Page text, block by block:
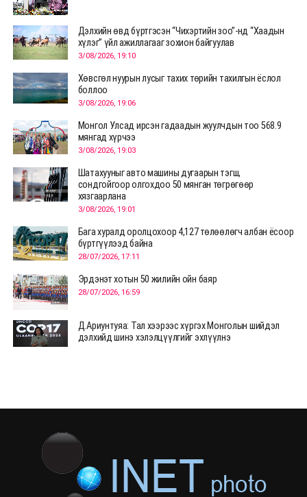
Дэлхийн өвд бүртгэсэн “Чихэртийн зоо”-нд “Хаадын
хүлэг” үйл ажиллагааг зохион байгуулав
3/08/2026, 19:10
Хөвсгөл нуурын лусыг тахих төрийн тахилгын ёслол
боллоо
3/08/2026, 19:06
Монгол Улсад ирсэн гадаадын жуулчдын тоо 568.9
мянгад хүрчээ
3/08/2026, 19:03
Шатахууныг авто машины дугаарын тэгш,
сондгойгоор олгохдоо 50 мянган төгрөгөөр
хязгаарлана
3/08/2026, 19:01
Бага хуралд оролцохоор 4,127 төлөөлөгч албан ёсоор
бүртгүүлээд байна
28/07/2026, 17:11
Эрдэнэт хотын 50 жилийн ойн баяр
28/07/2026, 16:59
Д.Ариунтуяа: Тал хээрээс хүргэх Монголын шийдэл
дэлхийд шинэ хэлэлцүүлгийг эхлүүлнэ
28/07/2026, 12:04
ХӨВСГӨЛ Нутгийн зөвлөлөөс МУАЖ Д.Цэрэндарьзавт
2 өрөө байр олгоно
20/07/2026, 19:22